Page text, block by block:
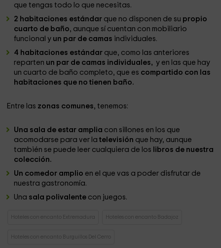
que tengas todo lo que necesitas.
2 habitaciones estándar que no disponen de su propio
cuarto de baño, aunque sí cuentan con mobiliario
funcional y un par de camas individuales.
4 habitaciones estándar que, como las anteriores
reparten un par de camas individuales, y en las que hay
un cuarto de baño completo, que es compartido con las
habitaciones que no tienen baño.
Entre las zonas comunes, tenemos:
Una sala de estar amplia con sillones en los que
acomodarse para ver latelevisión que hay, aunque
también se puede leer cualquiera de los libros de nuestra
colección.
Un comedor amplio en el que vas a poder disfrutar de
nuestra gastronomía.
Una sala polivalente con juegos.
Hoteles con encanto Extremadura Hoteles con encanto Badajoz
Hoteles con encanto Burguillos Del Cerro